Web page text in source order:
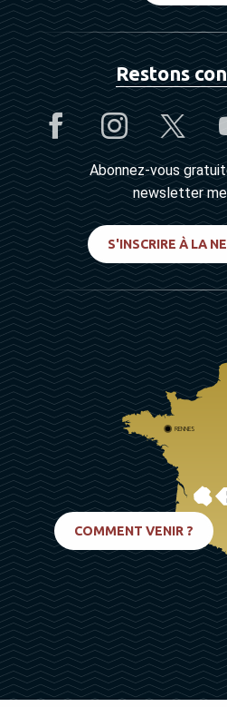
Restons
Abonnez-vous
newsletter
S'INSCRIRE À LA
RENNES
COMMENT VENIR ?